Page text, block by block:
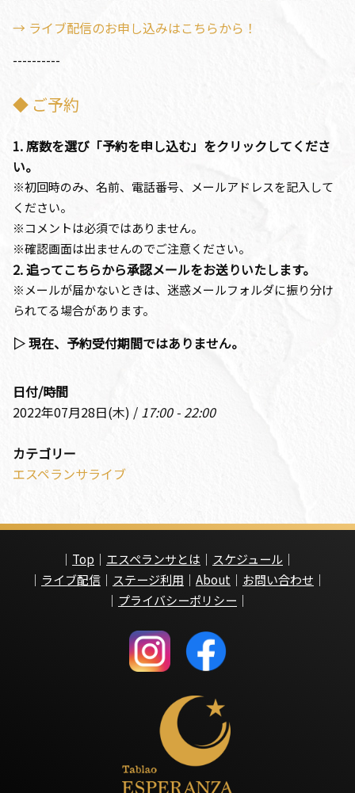
→ ライブ配信のお申し込みはこちらから！
----------
◆ ご予約
1. 席数を選び「予約を申し込む」をクリックしてくださ
い。
※初回時のみ、名前、電話番号、メールアドレスを記入して
ください。
※コメントは必須ではありません。
※確認画面は出ませんのでご注意ください。
2. 追ってこちらから承認メールをお送りいたします。
※メールが届かないときは、迷惑メールフォルダに振り分け
られてる場合があります。
▷ 現在、予約受付期間ではありません。
日付/時間
2022年07月28日(木) / 17:00 - 22:00
カテゴリー
エスペランサライブ
｜ Top ｜ エスペランサとは ｜ スケジュール ｜
｜ ライブ配信 ｜ ステージ利用 ｜ About ｜ お問い合わせ ｜
｜ プライバシーポリシー ｜